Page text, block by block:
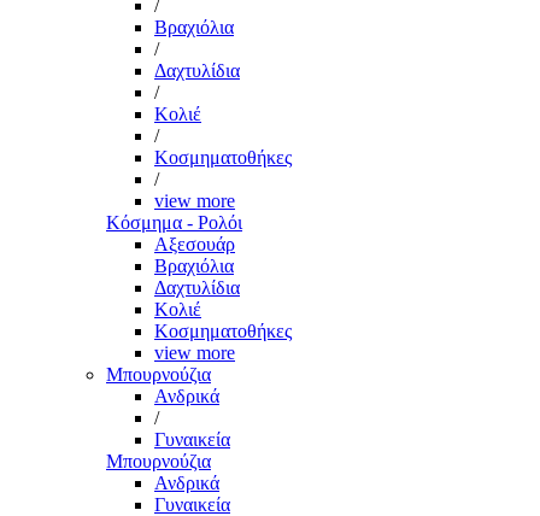
/
Βραχιόλια
/
Δαχτυλίδια
/
Κολιέ
/
Κοσμηματοθήκες
/
view more
Κόσμημα - Ρολόι
Αξεσουάρ
Βραχιόλια
Δαχτυλίδια
Κολιέ
Κοσμηματοθήκες
view more
Μπουρνούζια
Ανδρικά
/
Γυναικεία
Μπουρνούζια
Ανδρικά
Γυναικεία